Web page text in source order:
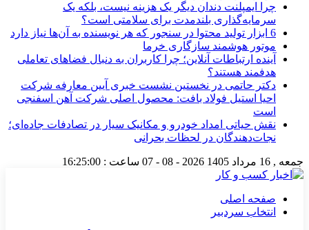
چرا ایمپلنت دندان دیگر یک هزینه نیست، بلکه یک
سرمایه‌گذاری بلندمدت برای سلامتی است؟
6 ابزار تولید محتوا در سنجور که هر نویسنده به آن‌ها نیاز دارد
موتور هوشمند سازگاری خرما
آینده ارتباطات آنلاین؛ چرا کاربران به دنبال فضاهای تعاملی
هدفمند هستند؟
دکتر حاتمی در نخستین نشست خبری آیین معارفه شرکت
احیا استیل فولاد بافت: محصول اصلی شرکت آهن اسفنجی
است
نقش حیاتی امداد خودرو و مکانیک سیار در تصادفات جاده‌ای؛
نجات‌دهندگان در لحظات بحرانی
جمعه , 16 مرداد 1405 2026 - 08 - 07 ساعت : 16:25:01
صفحه اصلی
انتخاب سردبیر